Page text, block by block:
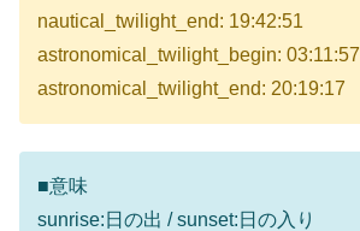
nautical_twilight_end: 19:42:51
astronomical_twilight_begin: 03:11:57
astronomical_twilight_end: 20:19:17
■意味
sunrise:日の出 / sunset:日の入り